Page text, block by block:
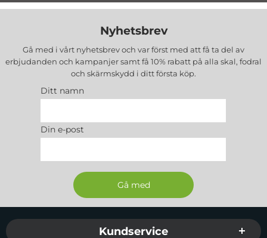
Nyhetsbrev
Gå med i vårt nyhetsbrev och var först med att få ta del av
erbjudanden och kampanjer samt få 10% rabatt på alla skal, fodral
och skärmskydd i ditt första köp.
Ditt namn
Din e-post
Sidfot Blandad info och länkar
Kundservice